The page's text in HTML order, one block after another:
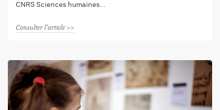
CNRS Sciences humaines
Consulter l'article